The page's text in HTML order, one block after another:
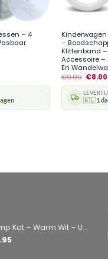
– 4
Kinderwagen
–
Klittenband
Accessoire –
En
€9.99 €8.00
🇳🇱1
Batterij – Decoratieve Tafellamp voor Kinderkamer – 28,5 x 24,5 cm